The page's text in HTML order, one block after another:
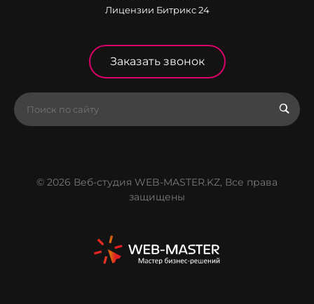
Лицензии Битрикс 24
Заказать звонок
© 2026 Веб-студия WEB-MASTER.KZ, Все права
защищены